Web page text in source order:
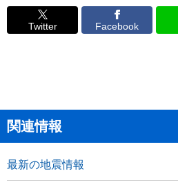
Twitter Facebook
関連情報
最新の地震情報